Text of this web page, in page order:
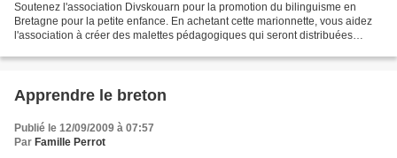
Soutenez l'association Divskouarn pour la promotion du bilinguisme en
Bretagne pour la petite enfance. En achetant cette marionnette, vous aidez
l'association à créer des malettes pédagogiques qui seront distribuées
Apprendre le breton
Publié le 12/09/2009 à 07:57
Par Famille Perrot